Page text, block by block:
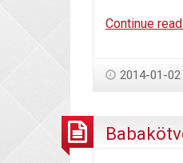
Continue
2014-01-02